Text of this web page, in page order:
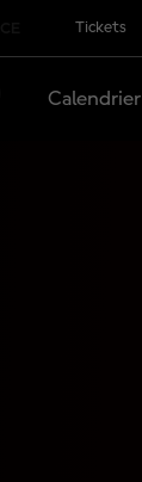
Tickets
Calendrier